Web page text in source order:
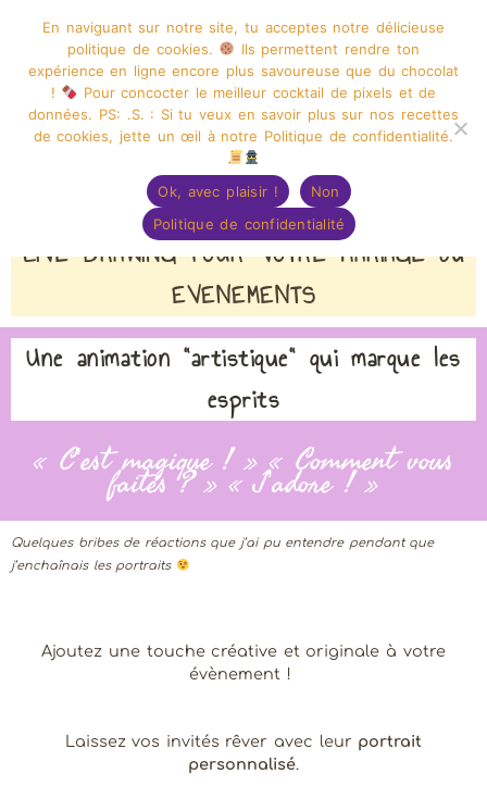
GRAPHISME ILLUSTRATION
CAPUCINE DESSINE
Menu
LIVE DRAWING POUR VOTRE MARIAGE ou
EVENEMENTS
Une animation "artistique" qui marque les
esprits
« C’est magique ! » « Comment vous
faites ? » « J’adore ! »
Quelques bribes de réactions que j’ai pu entendre pendant que
j’enchaînais les portraits
Ajoutez une touche créative et originale à votre
évènement !
Laissez vos invités rêver avec leur portrait
personnalisé.
En naviguant sur notre site, tu acceptes notre délicieuse
politique de cookies.
Ils permettent rendre ton
expérience en ligne encore plus savoureuse que du chocolat
!
Pour concocter le meilleur cocktail de pixels et de
données. PS: .S. : Si tu veux en savoir plus sur nos recettes
de cookies, jette un œil à notre Politique de confidentialité.
Ok, avec plaisir !
Non
Politique de confidentialité